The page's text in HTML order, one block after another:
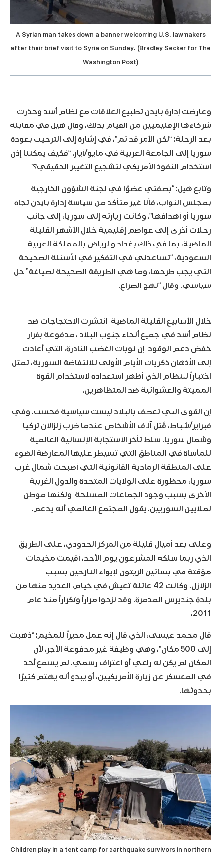
A Syrian man takes down a banner welcoming U.S. lawmakers
after their brief visit to Syria on Sunday. (Bradley Secker for The
Washington Post)
وعارضت إدارة بايدن تطبيع العلاقات مع نظام أسد وحذرت
شركاءها الإقليميين من القيام بذلك. وقال هيل في مقابلة
بعد الرحلة: “لكن الأمر قد تم”، في إشارة إلى الترحيب بعودة
سوريا إلى الجامعة العربية في مايو/أيار. “فكيف يمكننا إذن
استخدام النفوذ الأمريكي لتشجيع التغيير الحقيقي؟”
وتابع هيل: “بصفتي عضوًا في لجنة الشؤون الخارجية
بمجلس النواب، فأنا غير متأكد من سياسة إدارة بايدن تجاه
سوريا أو أهدافها”. وكانت زيارته إلى سوريا، إلى جانب
رحلات أخرى إلى عواصم إقليمية خلال الأشهر القليلة
الماضية، بما في ذلك بغداد والرياض بالمملكة العربية
السعودية، “تساعدني في التفكير في الأسئلة الصحيحة
التي يجب طرحها، وما هي الطريقة الصحيحة لصياغة” حل
سياسي. وقال “نهج الصراع.
خلال الأسابيع القليلة الماضية، انتشرت الاحتجاجات ضد
نظام أسد في جميع أنحاء جنوب البلاد ، مدفوعة بقرار
خفض دعم الوقود. إن نوبات الغضب النادرة، التي أعادت
إلى الأذهان ذكريات الأيام الأولى للانتفاضة السورية، تمثل
اختباراً للنظام الذي أظهر استعداده لاستخدام القوة
المميتة والعشوائية ضد المتظاهرين.
إن القوى التي تعصف بالبلاد ليست سياسية فحسب. وفي
فبراير/شباط، قُتل آلاف الأشخاص عندما ضرب زلزالان تركيا
وشمال سوريا. سلط تأخر الاستجابة الإنسانية العالمية
للمأساة في المناطق التي تسيطر عليها المعارضة الضوء
على المنطقة الرمادية القانونية التي أصبحت شمال غرب
سوريا، محظورة على الولايات المتحدة والدول الغربية
الأخرى بسبب وجود الجماعات المسلحة، ولكنها موطن
لملايين السوريين. يقول المجتمع العالمي أنه يدعم.
وعلى بعد أميال قليلة من المركز الحدودي، على الطريق
الذي ربما سلكه المشرعون يوم الأحد، أقيمت مخيمات
مؤقتة في بساتين الزيتون لإيواء النازحين بسبب
الزلازل. وكانت 42 عائلة تعيش في خيام، العديد منها من
بلدة جنديرس المدمرة. وقد نزحوا مراراً وتكراراً منذ عام
2011.
قال محمد عيسى، الذي قال إنه عمل مديراً للمخيم: “ذهبت
إلى 500 مكان”، وهي وظيفة غير مدفوعة الأجر، لأن
المكان لم يكن له راعي أو اعتراف رسمي. لم يسمع أحد
في المعسكر عن زيارة الأمريكيين، أو يبدو أنه يهتم كثيرًا
بحدوثها.
Children play in a tent camp for earthquake survivors in northern